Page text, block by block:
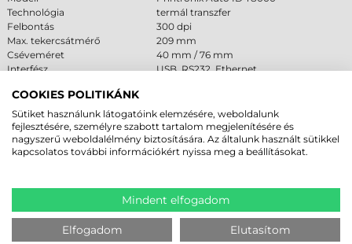
Technológia
termál transzfer
Felbontás
300 dpi
Max. tekercsátmérő
209 mm
Cséveméret
40 mm / 76 mm
Interfész
USB, RS232, Ethernet
FELHASZNÁLÁSI TERÜLETEK ÉS „MIKOR
NEM EZ A MEGFELELŐ VÁLASZTÁS?”
A TSC Printronix Auto ID T8000 címkenyomtató elsősorban a
korlátlan terhelhetősége miatt alkalmas a folyamatos gyártósori
integrációra. Nem okoz gondot számára a nagy mennyiségű szállítási
etikett vagy a részletes termékcímkék nyomtatása sem. Az
egészségügyben a laboratóriumi minták azonosítására is alkalmas a 300
COOKIES POLITIKÁNK
Sütiket használunk látogatóink elemzésére, weboldalunk
fejlesztésére, személyre szabott tartalom megjelenítésére és
nagyszerű weboldalélmény biztosítására. Az általunk használt sütikkel
kapcsolatos további információkért nyissa meg a beállításokat.
Mindent elfogadom
Elfogadom Elutasítom